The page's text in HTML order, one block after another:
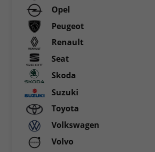
Opel
Peugeot
Renault
Seat
Skoda
Suzuki
Toyota
Volkswagen
Volvo